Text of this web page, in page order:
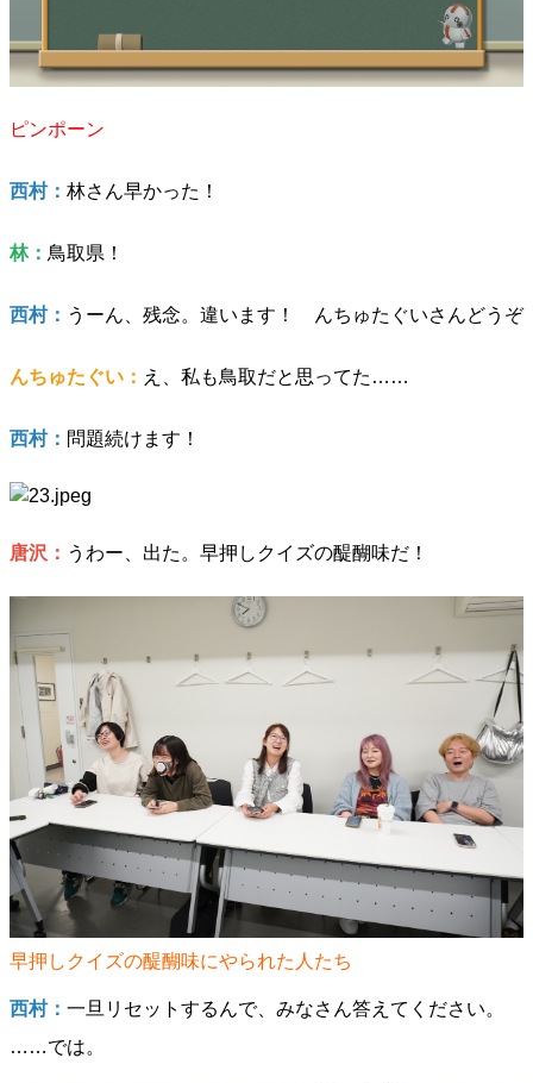
ピンポーン
西村： 林さん早かった！
林： 鳥取県！
西村： うーん、残念。違います！ んちゅたぐいさんどうぞ
んちゅたぐい： え、私も鳥取だと思ってた……
西村： 問題続けます！
唐沢： うわー、出た。早押しクイズの醍醐味だ！
早押しクイズの醍醐味にやられた人たち
西村： 一旦リセットするんで、みなさん答えてください。
……では。